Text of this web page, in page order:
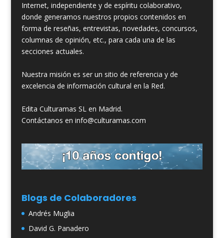
Internet, independiente y de espíritu colaborativo,
donde generamos nuestros propios contenidos en
forma de reseñas, entrevistas, novedades, concursos,
columnas de opinión, etc., para cada una de las
secciones actuales.
Nuestra misión es ser un sitio de referencia y de
excelencia de información cultural en la Red.
Edita Culturamas SL en Madrid.
Contáctanos en info@culturamas.com
Blogs de Colaboradores
Andrés Muglia
David G. Panadero